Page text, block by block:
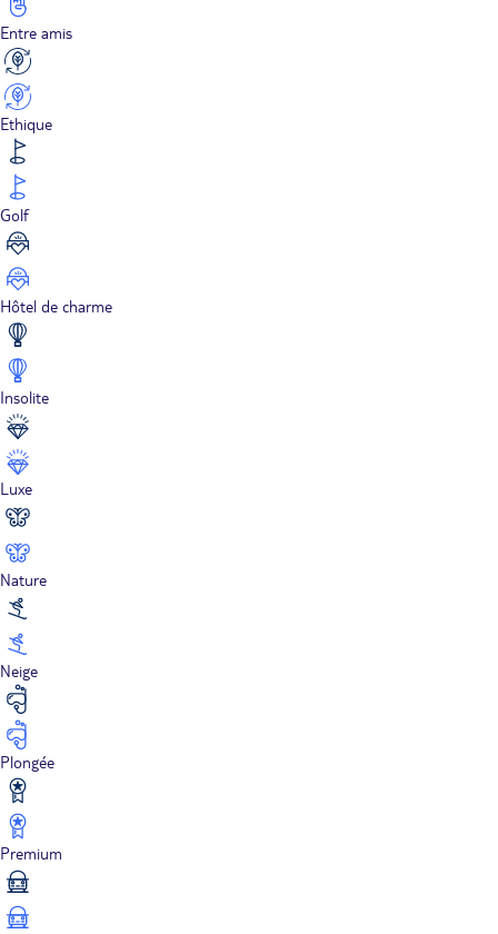
Entre amis
Ethique
Golf
Hôtel de charme
Insolite
Luxe
Nature
Neige
Plongée
Premium